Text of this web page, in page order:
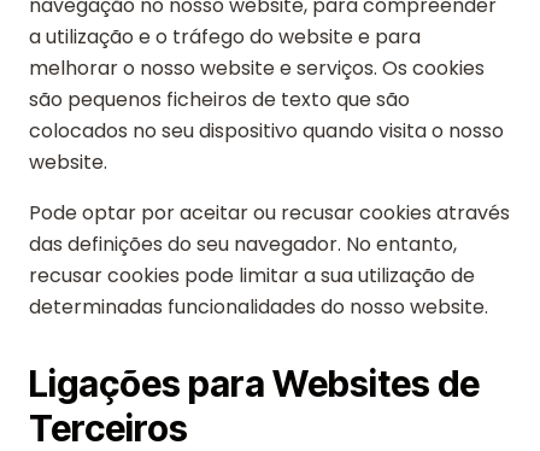
a utilização e o tráfego do website e para
melhorar o nosso website e serviços. Os cookies
são pequenos ficheiros de texto que são
colocados no seu dispositivo quando visita o nosso
website.
Pode optar por aceitar ou recusar cookies através
das definições do seu navegador. No entanto,
recusar cookies pode limitar a sua utilização de
determinadas funcionalidades do nosso website.
Ligações para Websites de
Terceiros